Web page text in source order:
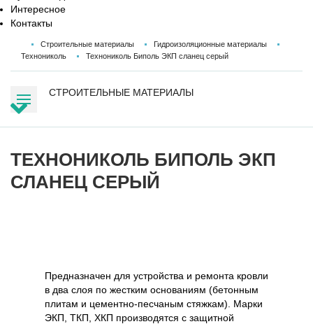
Интересное
Контакты
Строительные материалы
Гидроизоляционные материалы
Технониколь
Технониколь Биполь ЭКП сланец серый
СТРОИТЕЛЬНЫЕ МАТЕРИАЛЫ
ТЕХНОНИКОЛЬ БИПОЛЬ ЭКП
СЛАНЕЦ СЕРЫЙ
Предназначен для устройства и ремонта кровли
в два слоя по жестким основаниям (бетонным
плитам и цементно-песчаным стяжкам). Марки
ЭКП, ТКП, ХКП производятся с защитной